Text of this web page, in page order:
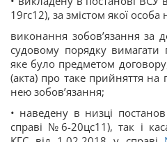
19гс12), за змістом якої
виконання зобов’язання за
судовому порядку вимагати
яке було предметом
(акта) про таке прийняття
нею зобов’язання;
• наведену в низці
справі №6-20цс11), так і